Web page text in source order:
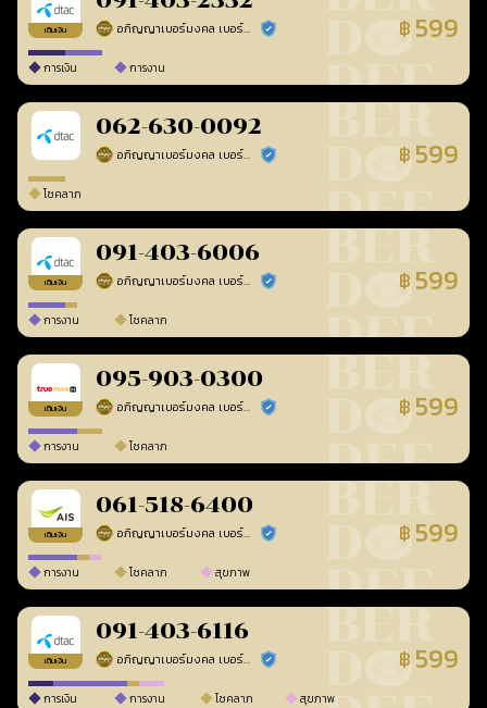
เติมเงิน อภิญญาเบอร์มงคล เบอร์สวยเลขศาสตร์ ร้านยืนยันแล้ว ฿ 599
การเงิน การงาน
062-630-0092
อภิญญาเบอร์มงคล เบอร์สวยเลขศาสตร์ ร้านยืนยันแล้ว ฿ 599
โชคลาภ
เติมเงิน
091-403-6006
อภิญญาเบอร์มงคล เบอร์สวยเลขศาสตร์ ร้านยืนยันแล้ว ฿ 599
การงาน โชคลาภ
เติมเงิน
095-903-0300
อภิญญาเบอร์มงคล เบอร์สวยเลขศาสตร์ ร้านยืนยันแล้ว ฿ 599
การงาน โชคลาภ
เติมเงิน
061-518-6400
อภิญญาเบอร์มงคล เบอร์สวยเลขศาสตร์ ร้านยืนยันแล้ว ฿ 599
การงาน โชคลาภ สุขภาพ
เติมเงิน
091-403-6116
อภิญญาเบอร์มงคล เบอร์สวยเลขศาสตร์ ร้านยืนยันแล้ว ฿ 599
การเงิน การงาน โชคลาภ สุขภาพ